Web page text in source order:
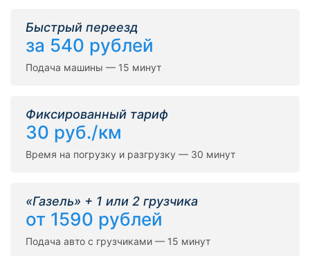
Быстрый переезд
за 540 рублей
Подача машины — 15 минут
Фиксированный тариф
30 руб./км
Время на погрузку и разгрузку — 30 минут
«Газель» + 1 или 2 грузчика
от 1590 рублей
Подача авто с грузчиками — 15 минут